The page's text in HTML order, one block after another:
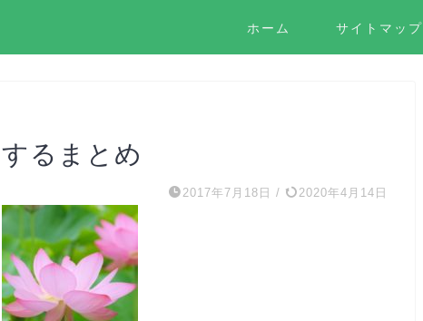
ホーム サイトマップ
るまとめ
2017年7月18日 / 2020年4月14日